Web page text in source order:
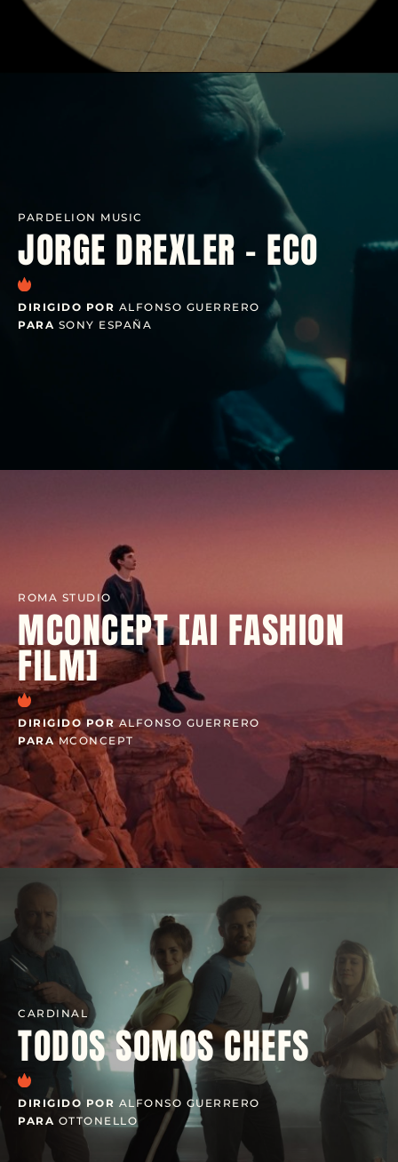
PARDELION MUSIC
JORGE DREXLER - ECO
DIRIGIDO POR ALFONSO GUERRERO
PARA SONY ESPAÑA
ROMA STUDIO
MCONCEPT [AI FASHION
FILM]
DIRIGIDO PORALFONSO GUERRERO
PARAMCONCEPT
CARDINAL
TODOS SOMOS CHEFS
DIRIGIDO POR ALFONSO GUERRERO
PARA OTTONELLO